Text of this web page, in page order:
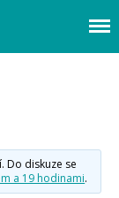
dotazy
obecně
základy programování a
projekty, návody,
Do diskuze se
a 19 hodinami.